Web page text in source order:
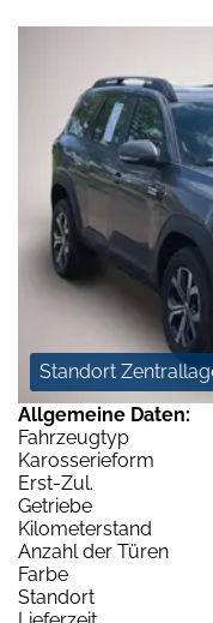
Standort
Allgemeine Daten:
Fahrzeugtyp
Karosserieform
Erst-Zul.
Getriebe
Kilometerstand
Anzahl der Türen
Farbe
Standort